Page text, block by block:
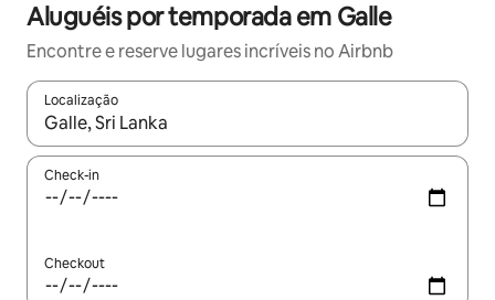
Aluguéis por temporada em Galle
Encontre e reserve lugares incríveis no Airbnb
Localização
Quando os resultados estiverem disponíveis, explore-os
Check-in
Checkout